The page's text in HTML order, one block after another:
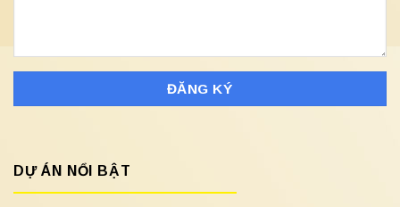
DỰ ÁN NỔI BẬT